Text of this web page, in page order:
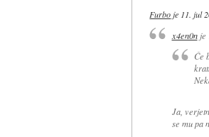
Furbo je 11. jul
x4en0nje
Če
Ja,
se mu pa